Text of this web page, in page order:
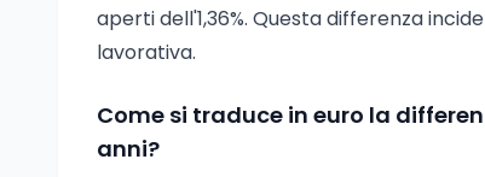
aperti dell'1,36%. Questa differenza
lavorativa.
Come si traduce in euro la
anni?